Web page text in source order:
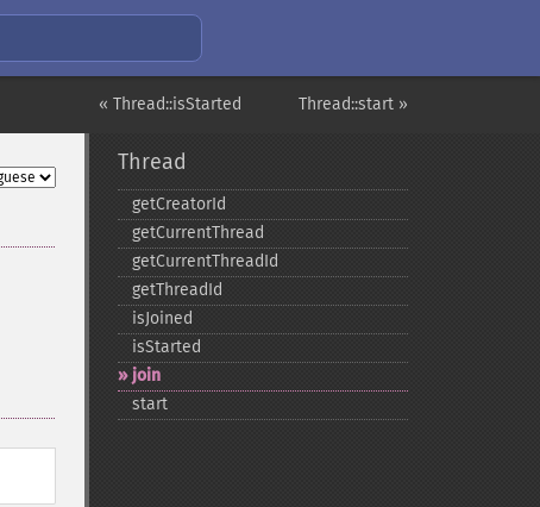
Thread::start »
« Thread::isStarted
Thread
getCreatorId
getCurrentThread
getCurrentThreadId
getThreadId
isJoined
isStarted
join
start